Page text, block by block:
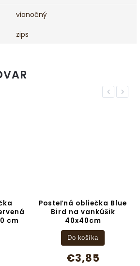
vianočný
zips
Previous
cm
Posteľná obliečka Blue
Bird na vankúšik
40x40cm
€3,85
Do košíka
Next